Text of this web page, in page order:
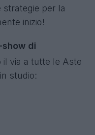
strategie per la
inizio!
di
il via a tutte le Aste
studio: